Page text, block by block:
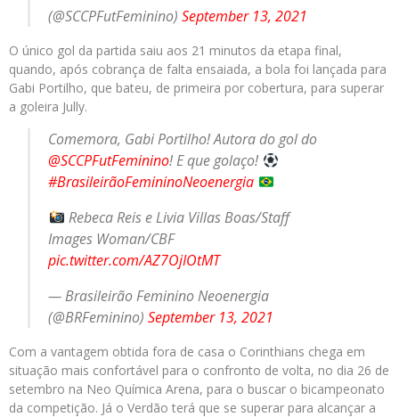
(@SCCPFutFeminino)September 13, 2021
O único gol da partida saiu aos 21 minutos da etapa final,
quando, após cobrança de falta ensaiada, a bola foi lançada para
Gabi Portilho, que bateu, de primeira por cobertura, para superar
a goleira Jully.
Comemora, Gabi Portilho! Autora do gol do
@SCCPFutFeminino! E que golaço!
#BrasileirãoFemininoNeoenergia
Rebeca Reis e Livia Villas Boas/Staff
Images Woman/CBF
pic.twitter.com/AZ7OjIOtMT
— Brasileirão Feminino Neoenergia
(@BRFeminino)September 13, 2021
Com a vantagem obtida fora de casa o Corinthians chega em
situação mais confortável para o confronto de volta, no dia 26 de
setembro na Neo Química Arena, para o buscar o bicampeonato
da competição. Já o Verdão terá que se superar para alcançar a